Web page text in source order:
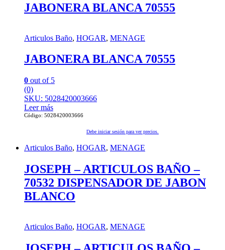
JABONERA BLANCA 70555
Articulos Baño, HOGAR, MENAGE
JABONERA BLANCA 70555
0 out of 5
(0)
SKU: 5028420003666
Leer más
Código: 5028420003666
Debe iniciar sesión para ver precios.
Articulos Baño, HOGAR, MENAGE
JOSEPH – ARTICULOS BAÑO –
70532 DISPENSADOR DE JABON
BLANCO
Articulos Baño, HOGAR, MENAGE